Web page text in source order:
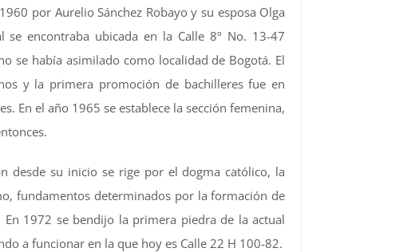
por Aurelio Sánchez Robayo y su esposa Olga
se encontraba ubicada en la Calle 8º No. 13-47
se había asimilado como localidad de Bogotá. El
y la primera promoción de bachilleres fue en
En el año 1965 se establece la sección femenina,
desde su inicio se rige por el dogma católico, la
fundamentos determinados por la formación de
1972 se bendijo la primera piedra de la actual
a funcionar en la que hoy es Calle 22 H 100-82.